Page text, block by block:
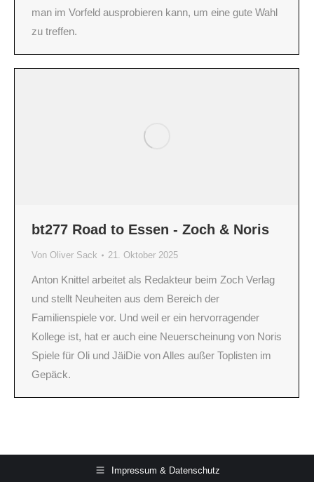
man im Vorfeld ausprobieren kann, um eine gute Wahl
zu treffen.
bt277 Road to Essen - Zoch & Noris
Von Oliver Sack 21. Oktober 2025
Anton Knittel arbeitet als Redakteur beim Zoch Verlag
und stellt Neuheiten aus dem Bereich der
Familienspiele vor. Und weil er ein hervorragender
Kollege ist, hat er auch eine Neuerscheinung von Noris
Spiele für Oli und JäiDie von Alles außer Toplisten im
Gepäck.
Impressum & Datenschutz